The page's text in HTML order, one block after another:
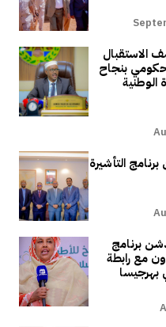
الاستقبال
بنجاح
الوطنية
التأشيرة
برنامج
مع رابطة
بهرجيسا